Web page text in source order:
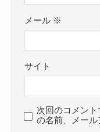
メール ※
サイト
次回のコメン
の名前、メール